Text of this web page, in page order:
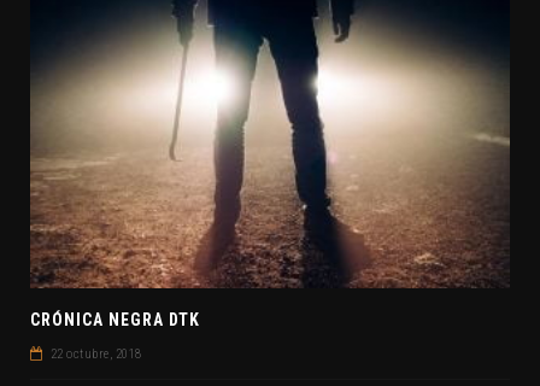
CRÓNICA NEGRA DTK
22 octubre, 2018